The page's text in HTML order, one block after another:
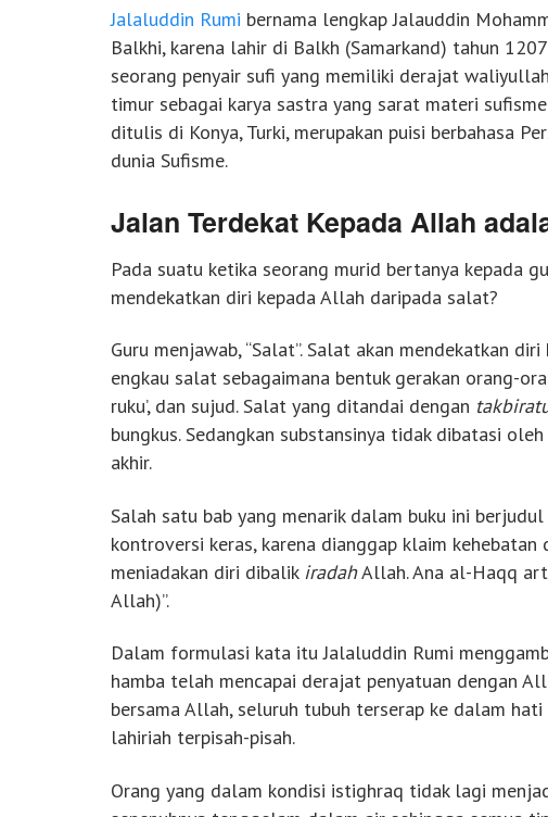
Jalaluddin Rumi bernama lengkap Jalauddin
Balkhi, karena lahir di Balkh (Samarkand) tahun
seorang penyair sufi yang memiliki derajat
timur sebagai karya sastra yang sarat materi
ditulis di Konya, Turki, merupakan puisi berbahasa
dunia Sufisme.
Jalan Terdekat Kepada Allah
Pada suatu ketika seorang murid bertanya kepada
mendekatkan diri kepada Allah daripada salat?
Guru menjawab, “Salat”. Salat akan mendekatkan
engkau salat sebagaimana bentuk gerakan orang-
ruku’, dan sujud. Salat yang ditandai dengan
bungkus. Sedangkan substansinya tidak dibatasi
akhir.
Salah satu bab yang menarik dalam buku ini
kontroversi keras, karena dianggap klaim
meniadakan diri dibalik iradahAllah. Ana al-Haqq
Allah)”.
Dalam formulasi kata itu Jalaluddin Rumi
hamba telah mencapai derajat penyatuan dengan
bersama Allah, seluruh tubuh terserap ke dalam
lahiriah terpisah-pisah.
Orang yang dalam kondisi istighraq tidak lagi